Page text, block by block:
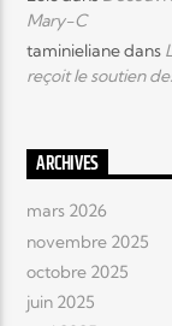
Mary-C
taminielianedans
reçoit le soutien
ARCHIVES
mars 2026
novembre 2025
octobre 2025
juin 2025